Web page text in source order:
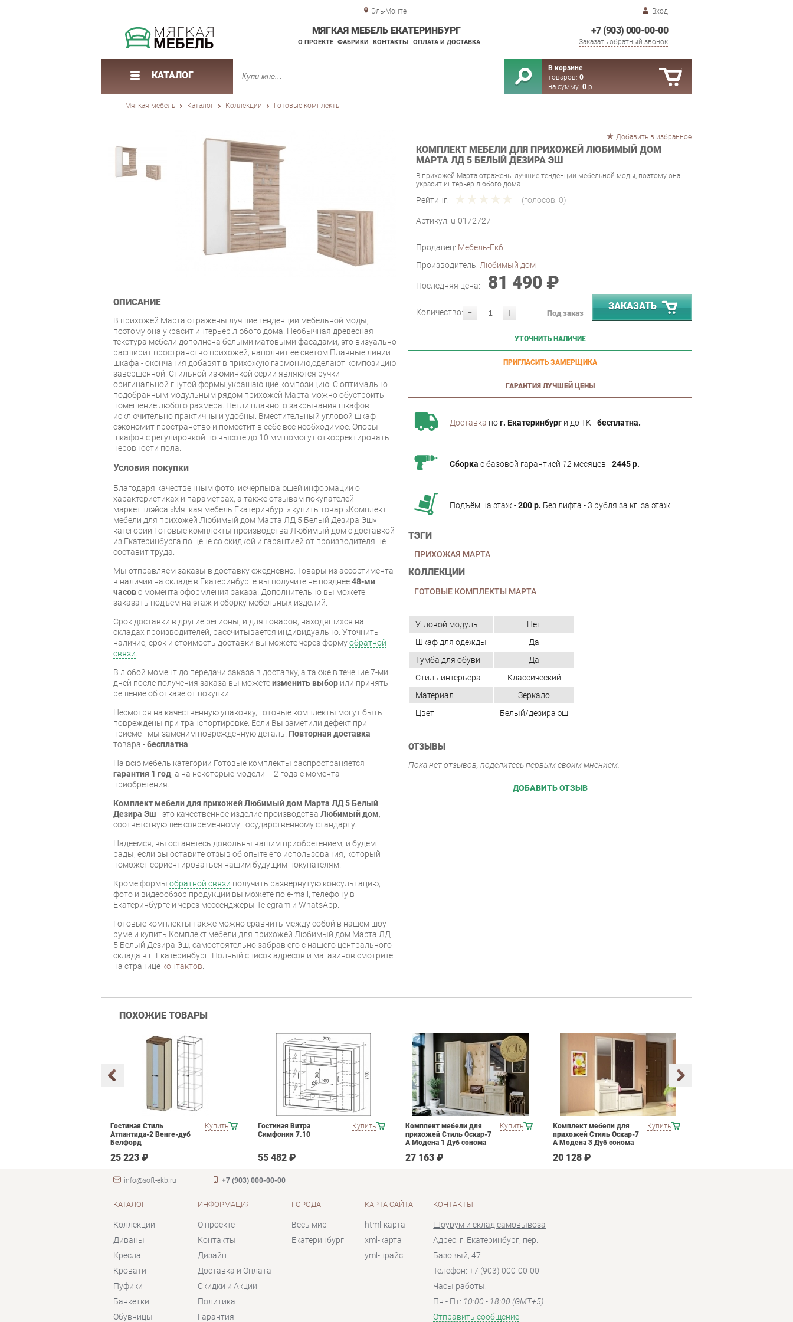
Эль-Монте Вход
+7 (903) 000-00-00
Заказать обратный звонок
МЯГКАЯ МЕБЕЛЬ ЕКАТЕРИНБУРГ
О ПРОЕКТЕ ФАБРИКИ КОНТАКТЫ ОПЛАТА И ДОСТАВКА
КАТАЛОГ
В корзине
товаров: 0
на сумму: 0 р.
Мягкая мебель Каталог Коллекции Готовые комплекты
Добавить в избранное
КОМПЛЕКТ МЕБЕЛИ ДЛЯ ПРИХОЖЕЙ ЛЮБИМЫЙ ДОМ
МАРТА ЛД 5 БЕЛЫЙ ДЕЗИРА ЭШ
В прихожей Марта отражены лучшие тенденции мебельной моды, поэтому она
украсит интерьер любого дома
Рейтинг: (голосов: 0)
Артикул: u-0172727
Продавец: Мебель-Екб
Производитель: Любимый дом
Последняя цена: 81 490 ₽
- +
Количество: Под заказ
ЗАКАЗАТЬ
УТОЧНИТЬ НАЛИЧИЕ
ПРИГЛАСИТЬ ЗАМЕРЩИКА
ГАРАНТИЯ ЛУЧШЕЙ ЦЕНЫ
Доставка пог. Екатеринбург и до ТК -бесплатна.
Сборка с базовой гарантией 12 месяцев -2445 р.
Подъём на этаж -200 р. Без лифта - 3 рубля за кг. за этаж.
ТЭГИ
ПРИХОЖАЯ МАРТА
КОЛЛЕКЦИИ
ГОТОВЫЕ КОМПЛЕКТЫ МАРТА
ОПИСАНИЕ
В прихожей Марта отражены лучшие тенденции мебельной моды,
поэтому она украсит интерьер любого дома. Необычная древесная
текстура мебели дополнена белыми матовыми фасадами, это визуально
расширит пространство прихожей, наполнит ее светом Плавные линии
шкафа - окончания добавят в прихожую гармонию,сделают композицию
завершенной. Стильной изюминкой серии являются ручки
оригинальной гнутой формы,украшающие композицию. С оптимально
подобранным модульным рядом прихожей Марта можно обустроить
помещение любого размера. Петли плавного закрывания шкафов
исключительно практичны и удобны. Вместительный угловой шкаф
сэкономит пространство и поместит в себе все необходимое. Опоры
шкафов с регулировкой по высоте до 10 мм помогут откорректировать
неровности пола.
Условия покупки
Благодаря качественным фото, исчерпывающей информации о
характеристиках и параметрах, а также отзывам покупателей
маркетплэйса «Мягкая мебель Екатеринбург» купить товар «Комплект
мебели для прихожей Любимый дом Марта ЛД 5 Белый Дезира Эш»
категории Готовые комплекты производства Любимый дом с доставкой
из Екатеринбурга по цене со скидкой и гарантией от производителя не
составит труда.
Мы отправляем заказы в доставку ежедневно. Товары из ассортимента
в наличии на складе в Екатеринбурге вы получите не позднее48-ми
часовс момента оформления заказа. Дополнительно вы можете
заказать подъём на этаж и сборку мебельных изделий.
Срок доставки в другие регионы, и для товаров, находящихся на
складах производителей, рассчитывается индивидуально. Уточнить
наличие, срок и стоимость доставки вы можете через формуобратной
связи.
В любой момент до передачи заказа в доставку, а также в течение 7-ми
дней после получения заказа вы можетеизменить выбор или принять
решение об отказе от покупки.
Несмотря на качественную упаковку, готовые комплекты могут быть
повреждены при транспортировке. Если Вы заметили дефект при
приёме - мы заменим поврежденную деталь. Повторная доставка
товара -бесплатна.
На всю мебель категории Готовые комплекты распространяется
гарантия 1 год, а на некоторые модели – 2 года с момента
приобретения.
Комплект мебели для прихожей Любимый дом Марта ЛД 5 Белый
Дезира Эш - это качественное изделие производства Любимый дом,
соответствующее современному государственному стандарту.
Надеемся, вы останетесь довольны вашим приобретением, и будем
рады, если вы оставите отзыв об опыте его использования, который
поможет сориентироваться нашим будущим покупателям.
Кроме формы обратной связи получить развёрнутую консультацию,
фото и видеообзор продукции вы можете по e-mail, телефону в
Екатеринбурге и через мессенджеры Telegram и WhatsApp.
Готовые комплекты также можно сравнить между собой в нашем шоу-
руме и купить Комплект мебели для прихожей Любимый дом Марта ЛД
5 Белый Дезира Эш, самостоятельно забрав его с нашего центрального
склада в г. Екатеринбург. Полный список адресов и магазинов смотрите
на странице контактов.
Угловой модуль
Нет
Шкаф для одежды
Да
Тумба для обуви
Да
Стиль интерьера
Классический
Материал
Зеркало
Цвет
Белый/дезира эш
ОТЗЫВЫ
Пока нет отзывов, поделитесь первым своим мнением.
ДОБАВИТЬ ОТЗЫВ
ПОХОЖИЕ ТОВАРЫ
Купить
Гостиная Стиль
Атлантида-2 Венге-дуб
Белфорд
25 223 ₽
Купить
Гостиная Витра
Симфония 7.10
55 482 ₽
Купить
Комплект мебели для
прихожей Стиль Оскар-7
А Модена 1 Дуб сонома
27 163 ₽
Купить
Комплект мебели для
прихожей Стиль Оскар-7
А Модена 3 Дуб сонома
20 128 ₽
info@soft-ekb.ru +7 (903) 000-00-00
КАТАЛОГ
Коллекции
Диваны
Кресла
Кровати
Пуфики
Банкетки
Обувницы
ИНФОРМАЦИЯ
О проекте
Контакты
Дизайн
Доставка и Оплата
Скидки и Акции
Политика
Гарантия
ГОРОДА
Весь мир
Екатеринбург
КАРТА САЙТА
html-карта
xml-карта
yml-прайс
КОНТАКТЫ
Шоурум и склад самовывоза
Адрес: г. Екатеринбург, пер.
Базовый, 47
Телефон: +7 (903) 000-00-00
Часы работы:
Пн - Пт: 10:00 - 18:00 (GMT+5)
Отправить сообщение